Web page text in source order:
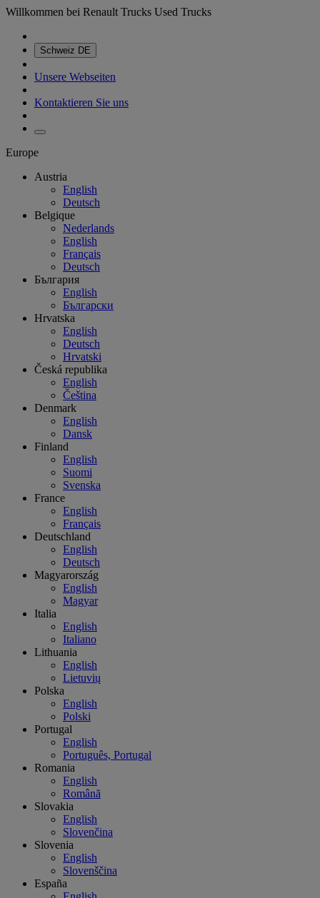
Willkommen bei Renault Trucks Used Trucks
Schweiz DE
Unsere Webseiten
Kontaktieren Sie uns
Europe
Austria
English
Deutsch
Belgique
Nederlands
English
Français
Deutsch
България
English
Български
Hrvatska
English
Deutsch
Hrvatski
Česká republika
English
Čeština
Denmark
English
Dansk
Finland
English
Suomi
Svenska
France
English
Français
Deutschland
English
Deutsch
Magyarország
English
Magyar
Italia
English
Italiano
Lithuania
English
Lietuvių
Polska
English
Polski
Portugal
English
Português, Portugal
Romania
English
Română
Slovakia
English
Slovenčina
Slovenia
English
Slovenščina
España